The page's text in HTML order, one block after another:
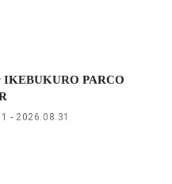
IKEBUKURO PARCO
2026.08.31